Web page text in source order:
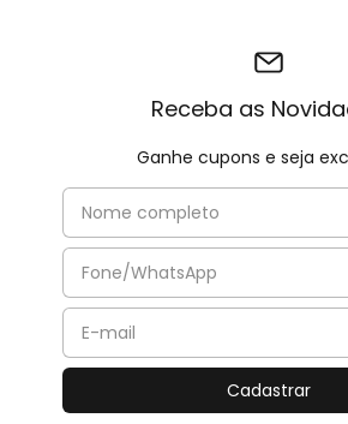
Receba as
Ganhe cupons e seja